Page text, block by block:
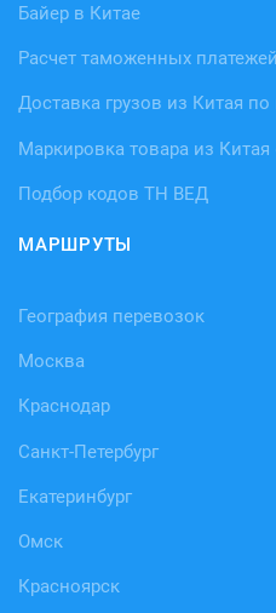
Байер в Китае
Расчет таможенных
Доставка грузов из Китая
Маркировка товара из
Подбор кодов ТН ВЕД
МАРШРУТЫ
География перевозок
Москва
Краснодар
Санкт-Петербург
Екатеринбург
Омск
Красноярск